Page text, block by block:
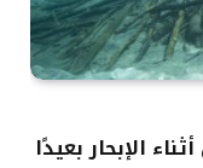
الإبحار بعيدًا